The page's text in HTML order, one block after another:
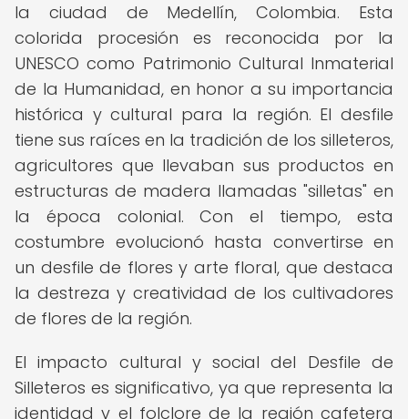
la ciudad de Medellín, Colombia. Esta
colorida procesión es reconocida por la
UNESCO como Patrimonio Cultural Inmaterial
de la Humanidad, en honor a su importancia
histórica y cultural para la región. El desfile
tiene sus raíces en la tradición de los silleteros,
agricultores que llevaban sus productos en
estructuras de madera llamadas "silletas" en
la época colonial. Con el tiempo, esta
costumbre evolucionó hasta convertirse en
un desfile de flores y arte floral, que destaca
la destreza y creatividad de los cultivadores
de flores de la región.
El impacto cultural y social del Desfile de
Silleteros es significativo, ya que representa la
identidad y el folclore de la región cafetera